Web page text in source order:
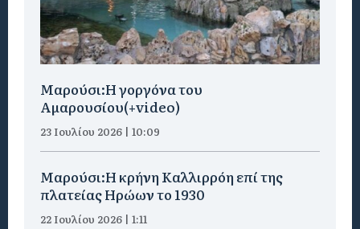
Μαρούσι:H γοργόνα του
Αμαρουσίου(+video)
23 Ιουλίου 2026 | 10:09
Μαρούσι:Η κρήνη Καλλιρρόη επί της
πλατείας Ηρώων το 1930
22 Ιουλίου 2026 | 1:11